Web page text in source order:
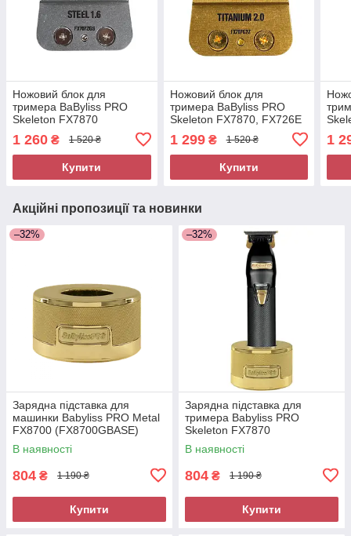
Ножовий блок для
тримера BaByliss PRO
Skeleton FX7870
1 260 ₴ 1 520 ₴
Купити
Ножовий блок для
тримера BaByliss PRO
Skeleton FX7870, FX726E
GoldFX 2.0 (FX707G2ZE)
1 299₴ 1 520 ₴
Купити
1
Акційні пропозиції та новинки
–32%
Зарядна підставка для
машинки Babyliss PRO Metal
FX8700 (FX8700GBASE)
В наявності
804 ₴ 1 190 ₴
Купити
–32%
Зарядна підставка для
тримера Babyliss PRO
Skeleton FX7870
(FX7870GBASE)
В наявності
804 ₴ 1 190 ₴
Купити